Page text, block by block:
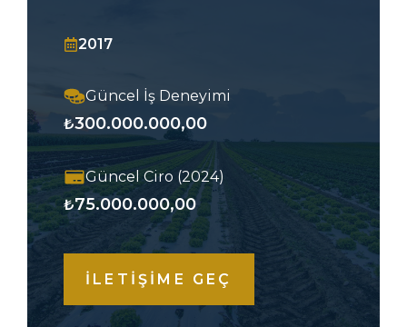
2017
Güncel İş Deneyimi
₺300.000.000,00
Güncel Ciro (2024)
₺75.000.000,00
İLETİŞİME GEÇ